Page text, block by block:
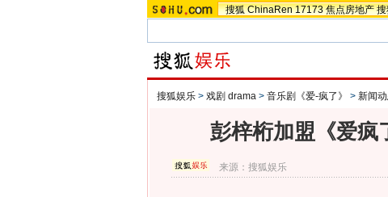
搜狐 ChinaRen 17173 焦点房地产 搜
搜狐娱乐 > 戏剧 drama > 音乐剧《爱-疯了》 > 新闻
彭梓桁加盟《爱疯
来源：搜狐娱乐